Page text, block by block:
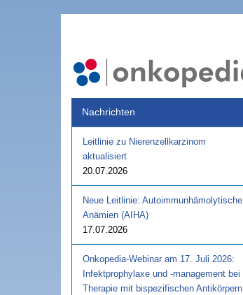
Nachrichten
Leitlinie zu Nierenzellkarzinom
aktualisiert
20.07.2026
Neue Leitlinie: Autoimmunhämolytische
Anämien (AIHA)
17.07.2026
Onkopedia-Webinar am 17. Juli 2026:
Infektprophylaxe und -management bei
Therapie mit bispezifischen Antikörpern